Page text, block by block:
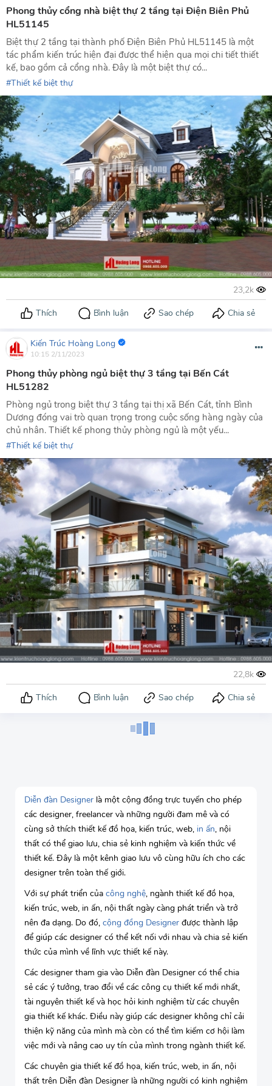
Phong thủy cổng nhà biệt thự 2 tầng tại Điện Biên Phủ
HL51145
Biệt thự 2 tầng tại thành phố Điện Biên Phủ HL51145 là một
tác phẩm kiến trúc hiện đại được thể hiện qua mọi chi tiết thiết
kế, bao gồm cả cổng nhà. Đây là một biệt thự có...
Thiết kế biệt thự
Kiến Trúc Hoàng Long
10:15 2/11/2023
Phong thủy phòng ngủ biệt thự 3 tầng tại Bến Cát
HL51282
Phòng ngủ trong biệt thự 3 tầng tại thị xã Bến Cát, tỉnh Bình
Dương đóng vai trò quan trọng trong cuộc sống hàng ngày của
chủ nhân. Thiết kế phong thủy phòng ngủ là một yếu...
Thiết kế biệt thự
Diễn đàn Designer là một cộng đồng trực tuyến cho phép
các designer, freelancer và những người đam mê và có
cùng sở thích thiết kế đồ họa, kiến trúc, web, in ấn, nội
thất có thể giao lưu, chia sẻ kinh nghiệm và kiến thức về
thiết kế. Đây là một kênh giao lưu vô cùng hữu ích cho các
designer trên toàn thế giới.
Với sự phát triển của công nghệ, ngành thiết kế đồ họa,
kiến trúc, web, in ấn, nội thất ngày càng phát triển và trở
nên đa dạng. Do đó, cộng đồng Designer được thành lập
để giúp các designer có thể kết nối với nhau và chia sẻ kiến
thức của mình về lĩnh vực thiết kế này.
Các designer tham gia vào Diễn đàn Designer có thể chia
sẻ các ý tưởng, trao đổi về các công cụ thiết kế mới nhất,
tài nguyên thiết kế và học hỏi kinh nghiệm từ các chuyên
gia thiết kế khác. Điều này giúp các designer không chỉ cải
thiện kỹ năng của mình mà còn có thể tìm kiếm cơ hội làm
việc mới và nâng cao uy tín của mình trong ngành thiết kế.
Các chuyên gia thiết kế đồ họa, kiến trúc, web, in ấn, nội
thất trên Diễn đàn Designer là những người có kinh nghiệm